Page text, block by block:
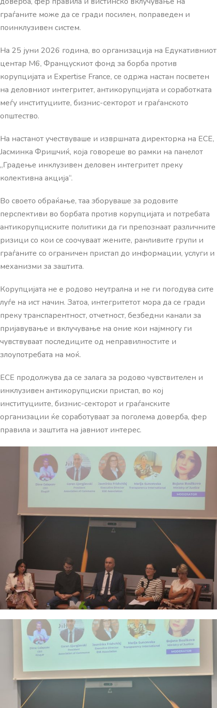
граѓаните може да се гради посилен, поправеден и
поинклузивен систем.
На 25 јуни 2026 година, во организација на Едукативниот
центар М6, Францускиот фонд за борба против
корупцијата и Expertise France, се одржа настан посветен
на деловниот интегритет, антикорупцијата и соработката
меѓу институциите, бизнис-секторот и граѓанското
општество.
На настанот учествуваше и извршната директорка на ЕСЕ,
Јасминка Фришчиќ, која говореше во рамки на панелот
„Градење инклузивен деловен интегритет преку
колективна акција“.
Во своето обраќање, таа зборуваше за родовите
перспективи во борбата против корупцијата и потребата
антикорупциските политики да ги препознаат различните
ризици со кои се соочуваат жените, ранливите групи и
граѓаните со ограничен пристап до информации, услуги и
механизми за заштита.
Корупцијата не е родово неутрална и не ги погодува сите
луѓе на ист начин. Затоа, интегритетот мора да се гради
преку транспарентност, отчетност, безбедни канали за
пријавување и вклучување на оние кои најмногу ги
чувствуваат последиците од неправилностите и
злоупотребата на моќ.
ЕСЕ продолжува да се залага за родово чувствителен и
инклузивен антикорупциски пристап, во кој
институциите, бизнис-секторот и граѓанските
организации ќе соработуваат за поголема доверба, фер
правила и заштита на јавниот интерес.